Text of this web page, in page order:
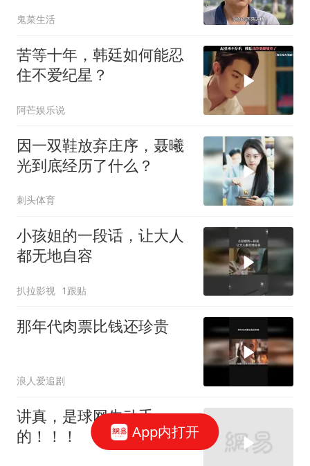
鬼菜生活
苦等十年，韩廷如何能忍
住不爱纪星？
阿芒娱乐说
因一双鞋放弃庄序，聂曦
光到底经历了什么？
刺头体育
小孩姐的一段话，让大人
都无地自容
扒拉影视 1跟贴
那年代肉票比钱还珍贵
浪人爱追剧
讲真，是球网先动手
的！！！
App内打开